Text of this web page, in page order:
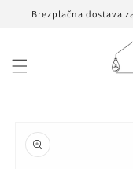
na
vsebino
Brezplačna dostava
informacije
o izdelku